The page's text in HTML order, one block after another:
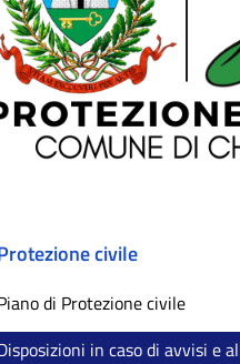
civile
di Protezione civile
in caso di avvisi e